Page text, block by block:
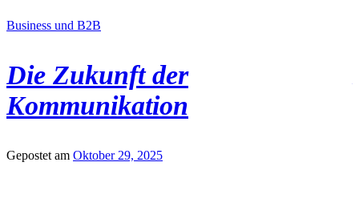
Business und B2B
Die Zukunft der
Kommunikation
Gepostet am Oktober 29, 2025